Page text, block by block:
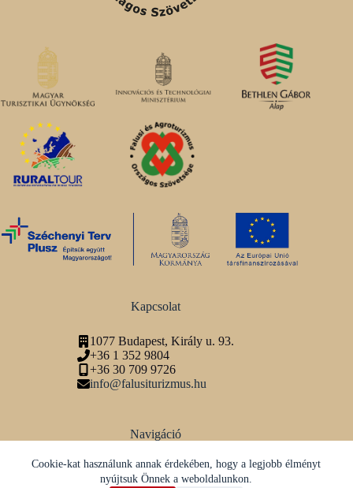
Cookie-kat használunk annak érdekében, hogy a legjobb élményt
nyújtsuk Önnek a weboldalunkon.
Kapcsolat
1077 Budapest, Király u. 93.
+36 1 352 9804
+36 30 709 9726
info@falusiturizmus.hu
Navigáció
Adatvédelmi tájékoztató
Közösségi média